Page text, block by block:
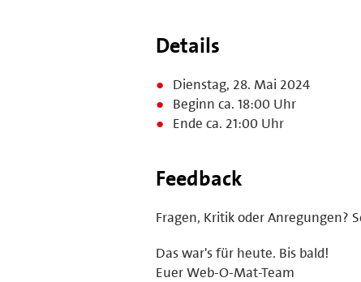
Details
Dienstag, 28. Mai 2024
Beginn ca. 18:00 Uhr
Ende ca. 21:00 Uhr
Feedback
Fragen, Kritik oder Anregungen?
Das war's für heute. Bis bald!
Euer Web-O-Mat-Team